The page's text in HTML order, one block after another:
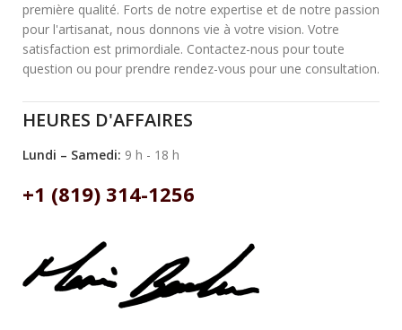
première qualité. Forts de notre expertise et de notre passion
pour l'artisanat, nous donnons vie à votre vision. Votre
satisfaction est primordiale. Contactez-nous pour toute
question ou pour prendre rendez-vous pour une consultation.
HEURES D'AFFAIRES
Lundi – Samedi: 9 h - 18 h
+1 (819) 314-1256